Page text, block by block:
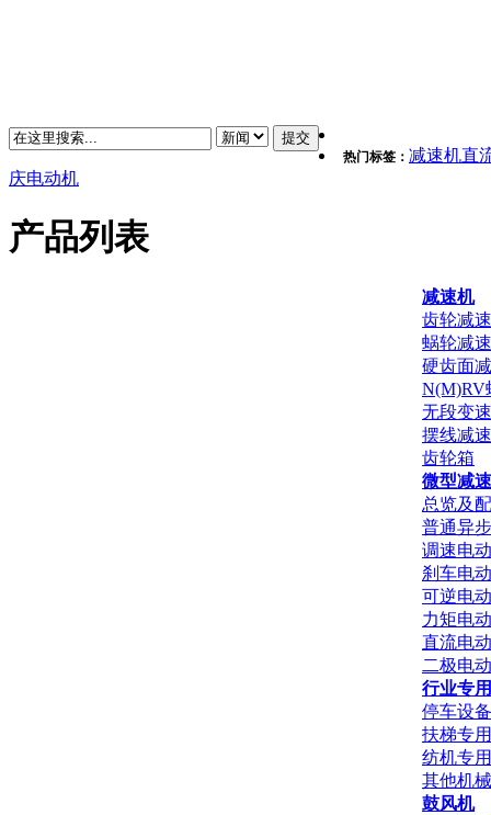
热门标签： 减速机直
庆电动机
产品列表
减速机
齿轮减
蜗轮减
硬齿面
N(M)RV
无段变
摆线减
齿轮箱
微型减
总览及
普通异
调速电
刹车电
可逆电
力矩电
直流电
二极电
行业专
停车设
扶梯专
纺机专
其他机
鼓风机